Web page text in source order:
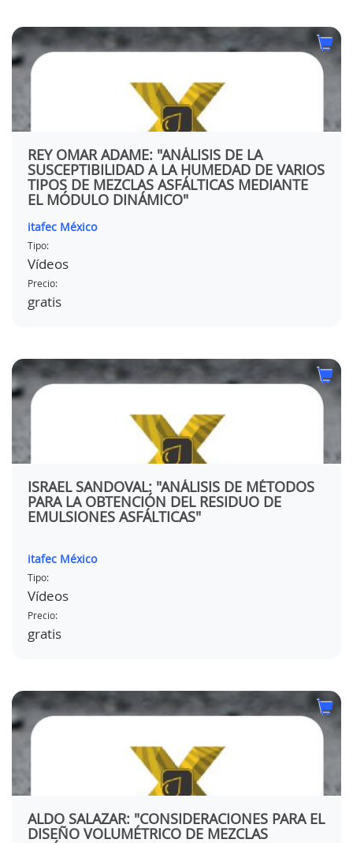
REY OMAR ADAME: "ANÁLISIS DE LA
SUSCEPTIBILIDAD A LA HUMEDAD DE VARIOS
TIPOS DE MEZCLAS ASFÁLTICAS MEDIANTE
EL MÓDULO DINÁMICO"
itafec México
Tipo:
Vídeos
Precio:
gratis
ISRAEL SANDOVAL: "ANÁLISIS DE MÉTODOS
PARA LA OBTENCIÓN DEL RESIDUO DE
EMULSIONES ASFÁLTICAS"
itafec México
Tipo:
Vídeos
Precio:
gratis
ALDO SALAZAR: "CONSIDERACIONES PARA EL
DISEÑO VOLUMÉTRICO DE MEZCLAS